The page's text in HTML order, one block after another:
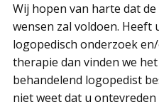
Wij hopen van harte dat
wensen zal voldoen. Heeft
logopedisch onderzoek
therapie dan vinden we
behandelend logopedist
niet weet dat u